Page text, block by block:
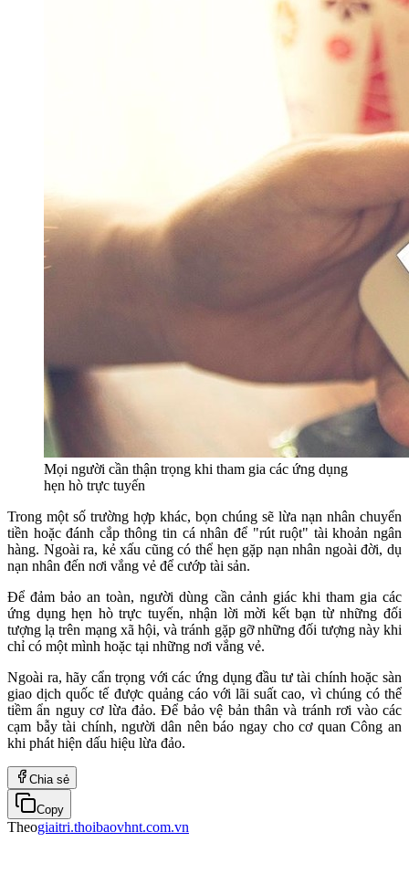
Mọi người cần thận trọng khi tham gia các ứng dụng
hẹn hò trực tuyến
Trong một số trường hợp khác, bọn chúng sẽ lừa nạn nhân chuyển
tiền hoặc đánh cắp thông tin cá nhân để "rút ruột" tài khoản ngân
hàng. Ngoài ra, kẻ xấu cũng có thể hẹn gặp nạn nhân ngoài đời, dụ
nạn nhân đến nơi vắng vẻ để cướp tài sản.
Để đảm bảo an toàn, người dùng cần cảnh giác khi tham gia các
ứng dụng hẹn hò trực tuyến, nhận lời mời kết bạn từ những đối
tượng lạ trên mạng xã hội, và tránh gặp gỡ những đối tượng này khi
chỉ có một mình hoặc tại những nơi vắng vẻ.
Ngoài ra, hãy cẩn trọng với các ứng dụng đầu tư tài chính hoặc sàn
giao dịch quốc tế được quảng cáo với lãi suất cao, vì chúng có thể
tiềm ẩn nguy cơ lừa đảo. Để bảo vệ bản thân và tránh rơi vào các
cạm bẫy tài chính, người dân nên báo ngay cho cơ quan Công an
khi phát hiện dấu hiệu lừa đảo.
Chia sẻ
Copy
Theogiaitri.thoibaovhnt.com.vn